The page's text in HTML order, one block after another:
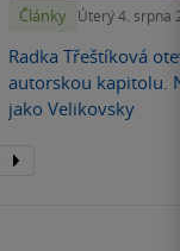
Články Úterý 4. srpna
Radka Třeštíková
autorskou kapitolu.
jako Velikovsky